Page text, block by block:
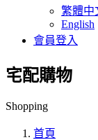
繁體中
English
會員登入
宅配購物
Shopping
首頁